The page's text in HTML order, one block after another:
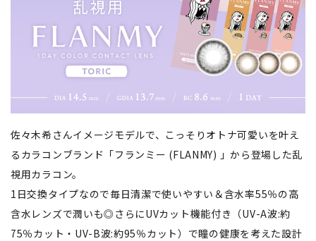
佐々木希さんイメージモデルで、こっそりオトナ可愛いを叶え
るカラコンブランド「フランミー (FLANMY) 」から登場した乱
視用カラコン。
1日交換タイプなので毎日清潔で使いやすい＆含水率55％の高
含水レンズで潤いも◎さらにUVカット機能付き（UV-A波:約
75％カット・UV-B波:約95％カット）で瞳の健康を考えた設計